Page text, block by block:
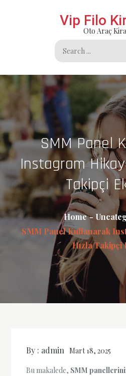
Vip Filo
Oto Araç
Search
for:
SMM Panel
Instagram
Takipçi
Home
SMM Panel Kullanarak
Hızla Takipçi
By : admin Mart 18, 2025
Bu makalede, SMM